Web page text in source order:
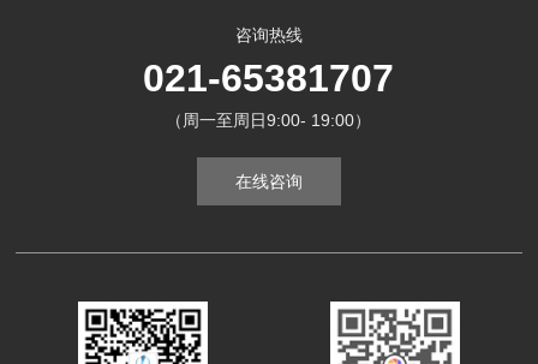
咨询热线
021-65381707
（周一至周日9:00- 19:00）
在线咨询